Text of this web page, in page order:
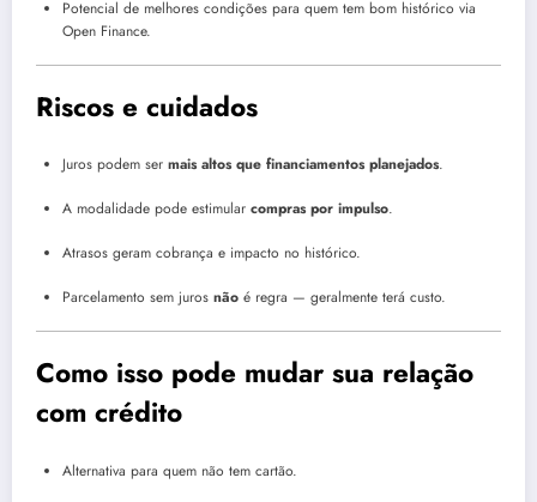
Potencial de melhores condições para quem tem bom histórico via
Open Finance.
Riscos e cuidados
Juros podem ser mais altos que financiamentos planejados.
A modalidade pode estimular compras por impulso.
Atrasos geram cobrança e impacto no histórico.
Parcelamento sem juros não é regra — geralmente terá custo.
Como isso pode mudar sua relação
com crédito
Alternativa para quem não tem cartão.